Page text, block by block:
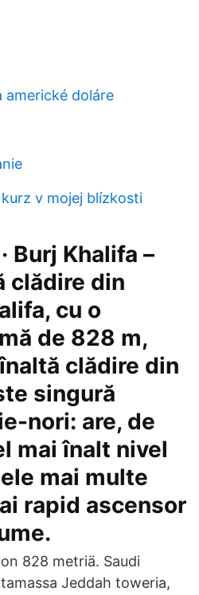
americké doláre
v mojej blízkosti
Burj Khalifa –
clădire din
cu o
de 828 m,
clădire din
singură
nori: are, de
mai înalt nivel
mai multe
rapid ascensor
828 metriä. Saudi
Jeddah toweria,